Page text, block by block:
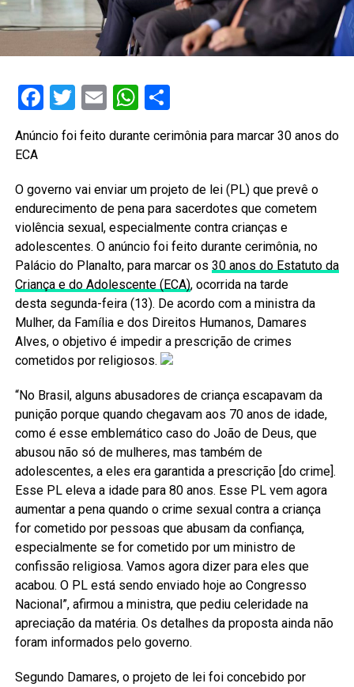
Facebook
Twitter
EmailWhatsApp
Share
Anúncio foi feito durante cerimônia para marcar 30 anos do
ECA
O governo vai enviar um projeto de lei (PL) que prevê o
endurecimento de pena para sacerdotes que cometem
violência sexual, especialmente contra crianças e
adolescentes. O anúncio foi feito durante cerimônia, no
Palácio do Planalto, para marcar os 30 anos do Estatuto da
Criança e do Adolescente (ECA), ocorrida na tarde
desta segunda-feira (13). De acordo com a ministra da
Mulher, da Família e dos Direitos Humanos, Damares
Alves, o objetivo é impedir a prescrição de crimes
cometidos por religiosos.
“No Brasil, alguns abusadores de criança escapavam da
punição porque quando chegavam aos 70 anos de idade,
como é esse emblemático caso do João de Deus, que
abusou não só de mulheres, mas também de
adolescentes, a eles era garantida a prescrição [do crime].
Esse PL eleva a idade para 80 anos. Esse PL vem agora
aumentar a pena quando o crime sexual contra a criança
for cometido por pessoas que abusam da confiança,
especialmente se for cometido por um ministro de
confissão religiosa. Vamos agora dizer para eles que
acabou. O PL está sendo enviado hoje ao Congresso
Nacional”, afirmou a ministra, que pediu celeridade na
apreciação da matéria. Os detalhes da proposta ainda não
foram informados pelo governo.
Segundo Damares, o projeto de lei foi concebido por